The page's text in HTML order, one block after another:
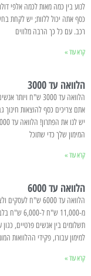
לנוע בין כמה מאות לכמה אלפי
כסף אתה יכול ללוות; יש לקחת
רכב. עם כל כך הרבה מלווים
קרא עוד »
הלוואה עד 3000
הלוואה עד 3000
אתם צריכים כסף להוצאות חינוך
המימון שלך כדי שתוכל
קרא עוד »
הלוואה עד 6000
הלוואה עד 6000
תשלומים בין אנשים פרטיים,
למימון עבורו, פקידי ההלוואות
קרא עוד »